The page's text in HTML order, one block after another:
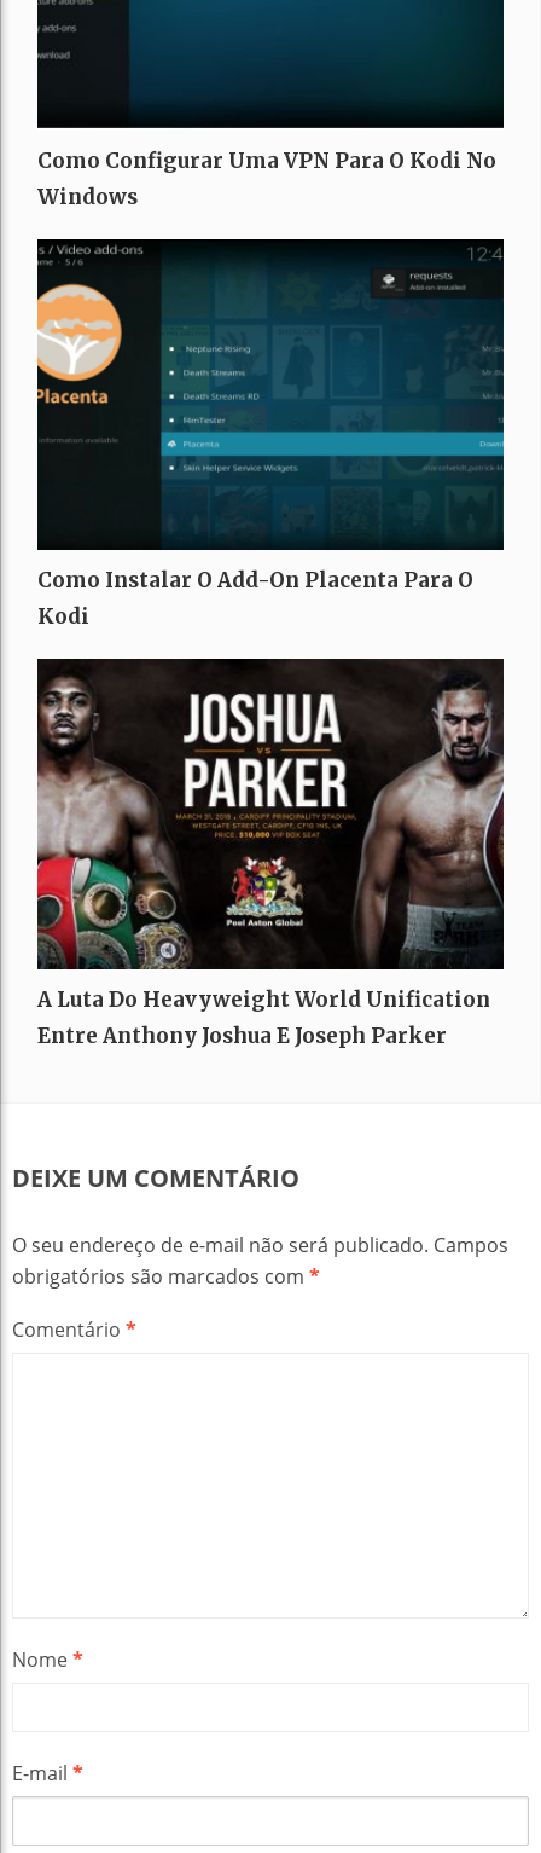
Como Configurar Uma VPN Para O Kodi No
Windows
Como Instalar O Add-On Placenta Para O
Kodi
A Luta Do Heavyweight World Unification
Entre Anthony Joshua E Joseph Parker
DEIXE UM COMENTÁRIO
O seu endereço de e-mail não será publicado. Campos
obrigatórios são marcados com *
Comentário *
Nome*
E-mail *